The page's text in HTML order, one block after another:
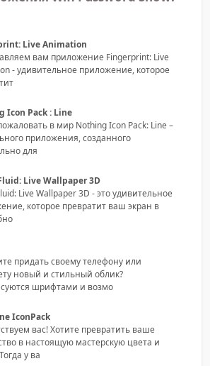
Live Animation
вам приложение Fingerprint: Live
- удивительное приложение, которое
Icon Pack : Line
в мир Nothing Icon Pack: Line –
приложения, созданного
для
Live Wallpaper 3D
Live Wallpaper 3D - это удивительное
которое превратит ваш экран в
придать своему телефону или
новый и стильный облик?
шрифтами и возмо
IconPack
вас! Хотите превратить ваше
в настоящую мастерскую цвета и
у ва